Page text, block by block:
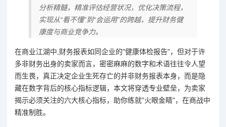
分析精髓，精准评估经营状况，优化决策流程，
实现从“看不懂”到“会运用”的跨越，提升财务健
康度与商业竞争力。
在商业江湖中,财务报表如同企业的"健康体检报告"，但对于许
多非财务出身的卖家而言，密密麻麻的数字和术语往往令人望
而生畏，真正决定企业生死存亡的并非财务报表本身，而是隐
藏在数字背后的核心指标逻辑，本文将穿透专业壁垒，为卖家
揭示必须关注的六大核心指标，助你练就"火眼金睛"，在商战中
精准制胜。